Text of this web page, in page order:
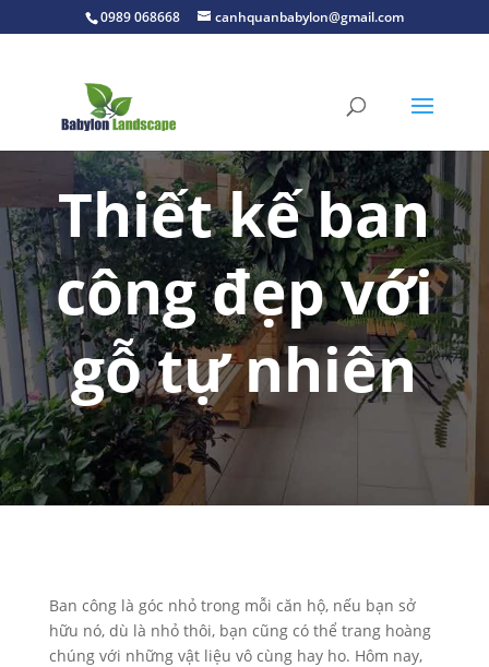
0989 068668 canhquanbabylon@gmail.com
Thiết kế ban
công đẹp với
gỗ tự nhiên
Ban công là góc nhỏ trong mỗi căn hộ, nếu bạn sở
hữu nó, dù là nhỏ thôi, bạn cũng có thể trang hoàng
chúng với những vật liệu vô cùng hay ho. Hôm nay,